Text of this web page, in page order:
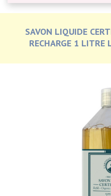
SAVON LIQUIDE
RECHARGE 1 LITRE